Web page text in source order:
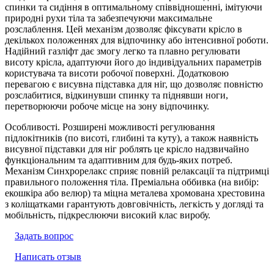
спинки та сидіння в оптимальному співвідношенні, імітуючи
природні рухи тіла та забезпечуючи максимальне
розслаблення. Цей механізм дозволяє фіксувати крісло в
декількох положеннях для відпочинку або інтенсивної роботи.
Надійний газліфт дає змогу легко та плавно регулювати
висоту крісла, адаптуючи його до індивідуальних параметрів
користувача та висоти робочої поверхні. Додатковою
перевагою є висувна підставка для ніг, що дозволяє повністю
розслабитися, відкинувши спинку та піднявши ноги,
перетворюючи робоче місце на зону відпочинку.
Особливості. Розширені можливості регулювання
підлокітників (по висоті, глибині та куту), а також наявність
висувної підставки для ніг роблять це крісло надзвичайно
функціональним та адаптивним для будь-яких потреб.
Механізм Синхрорелакс сприяє повній релаксації та підтримці
правильного положення тіла. Преміальна оббивка (на вибір:
екошкіра або велюр) та міцна металева хромована хрестовина
з коліщатками гарантують довговічність, легкість у догляді та
мобільність, підкреслюючи високий клас виробу.
Задать вопрос
Написать отзыв